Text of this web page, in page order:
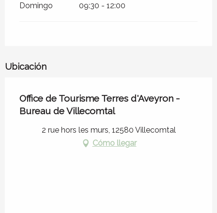
Domingo 09:30 - 12:00
Ubicación
Office de Tourisme Terres d'Aveyron -
Bureau de Villecomtal
2 rue hors les murs, 12580 Villecomtal
Cómo llegar